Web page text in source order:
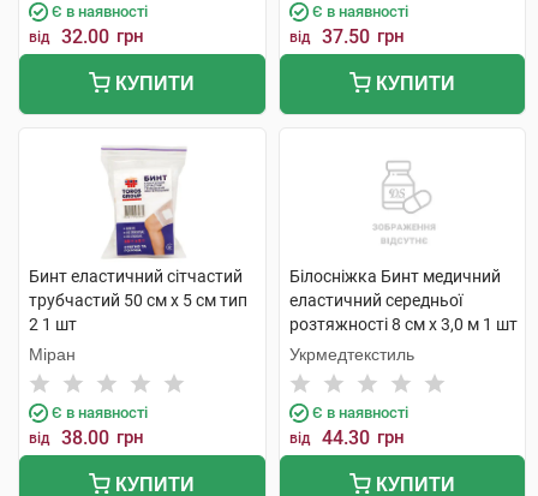
Є в наявності
від 32.00 грн
КУПИТИ
Є в наявності
від 37.50 грн
КУПИТИ
Бинт еластичний сітчастий
трубчастий 50 см х 5 см тип
2 1 шт
Міран
Є в наявності
від 38.00 грн
КУПИТИ
Білосніжка Бинт медичний
еластичний середньої
розтяжності 8 см х 3,0 м 1 шт
Укрмедтекстиль
Є в наявності
від 44.30 грн
КУПИТИ